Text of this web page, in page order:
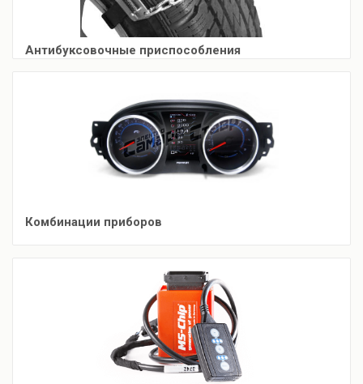
Антибуксовочные приспособления
Комбинации приборов